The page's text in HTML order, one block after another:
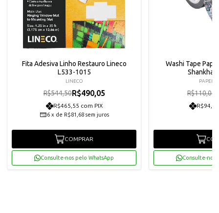
Fita Adesiva Linho Restauro Lineco
L533-1015
LINECO
R$544,50R$490,05
R$465,55 com PIX
6 x de R$81,68 sem juros
COMPRAR
Consulte-nos pelo WhatsApp
Washi Tape
Shankha
R$110,00
Consulte-nos